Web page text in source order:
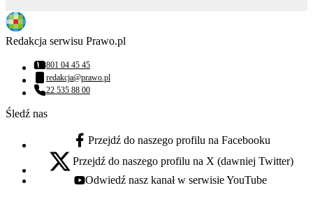
Redakcja serwisu Prawo.pl
Numer telefonu:
801 04 45 45
Adres email:
redakcja@prawo.pl
Numer telefonu:
22 535 88 00
Śledź nas
facebook - otwiera się w nowej karcie
Przejdź do naszego profilu na Facebooku
x - otwiera się w nowej karcie
Przejdź do naszego profilu na X (dawniej Twitter)
youtube - otwiera się w nowej karcie
Odwiedź nasz kanał w serwisie YouTube